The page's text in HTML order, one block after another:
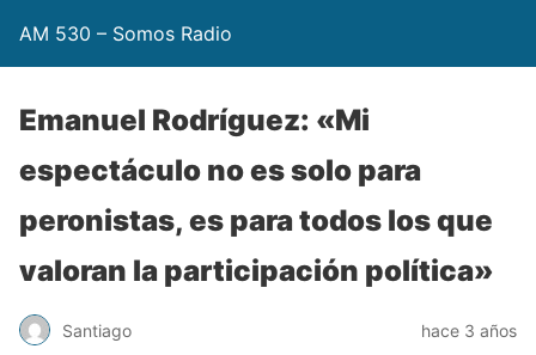
AM 530 – Somos Radio
Emanuel Rodríguez: «Mi
espectáculo no es solo para
peronistas, es para todos los que
valoran la participación política»
Santiago hace 3 años